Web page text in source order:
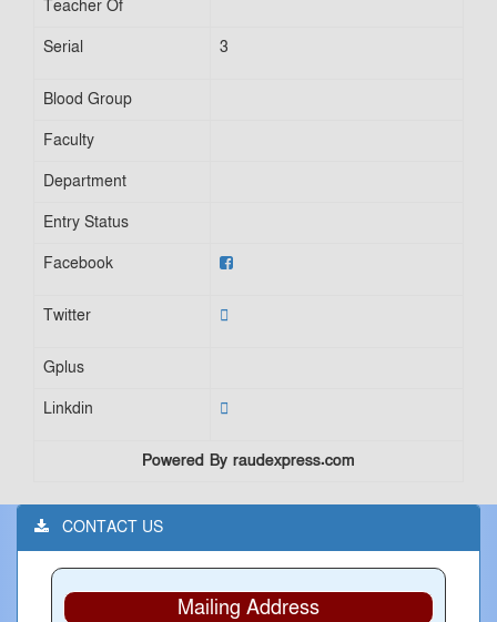
Teacher Of
Serial
3
Blood Group
Faculty
Department
Entry Status
Facebook
Twitter
Gplus
Linkdin
Powered By raudexpress.com
CONTACT US
Mailing Address